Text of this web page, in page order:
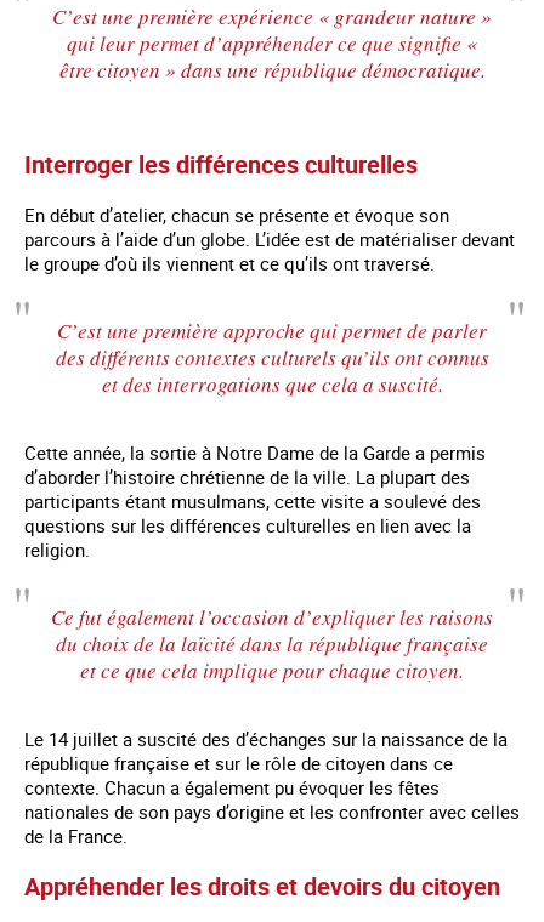
C’est une première expérience « grandeur nature »
qui leur permet d’appréhender ce que signifie «
être citoyen » dans une république démocratique.
Interroger les différences culturelles
En début d’atelier, chacun se présente et évoque son
parcours à l’aide d’un globe. L’idée est de matérialiser devant
le groupe d’où ils viennent et ce qu’ils ont traversé.
C’est une première approche qui permet de parler
des différents contextes culturels qu’ils ont connus
et des interrogations que cela a suscité.
Cette année, la sortie à Notre Dame de la Garde a permis
d’aborder l’histoire chrétienne de la ville. La plupart des
participants étant musulmans, cette visite a soulevé des
questions sur les différences culturelles en lien avec la
religion.
Ce fut également l’occasion d’expliquer les raisons
du choix de la laïcité dans la république française
et ce que cela implique pour chaque citoyen.
Le 14 juillet a suscité des d’échanges sur la naissance de la
république française et sur le rôle de citoyen dans ce
contexte. Chacun a également pu évoquer les fêtes
nationales de son pays d’origine et les confronter avec celles
de la France.
Appréhender les droits et devoirs du citoyen